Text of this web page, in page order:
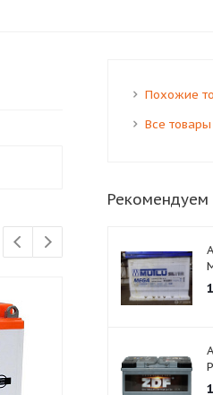
Похожие
Все
Рекомендуем